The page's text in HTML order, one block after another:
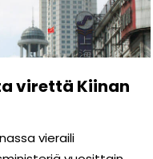
virettä Kiinan
vieraili